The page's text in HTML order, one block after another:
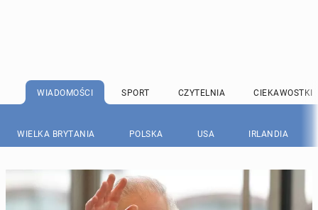
WIADOMOŚCI SPORT CZYTELNIA CIEKAWOSTKI
WIELKA BRYTANIA POLSKA USA IRLANDIA